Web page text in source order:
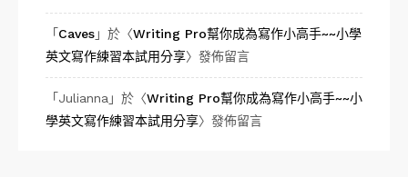
「 Caves」於〈Writing Pro幫你成為寫作小高手~~小學
英文寫作練習本試用分享〉發佈留言
「 Julianna 」於〈Writing Pro幫你成為寫作小高手~~小
學英文寫作練習本試用分享〉發佈留言